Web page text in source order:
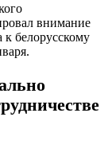
внимание
белорусскому